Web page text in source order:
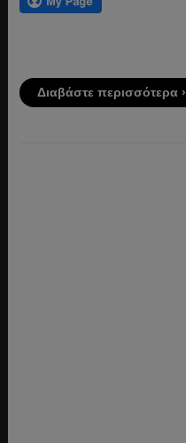
Διαβάστε περισσότερα ›